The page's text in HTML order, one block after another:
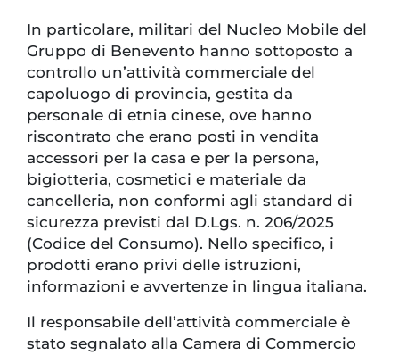
In particolare, militari del Nucleo Mobile del
Gruppo di Benevento hanno sottoposto a
controllo un’attività commerciale del
capoluogo di provincia, gestita da
personale di etnia cinese, ove hanno
riscontrato che erano posti in vendita
accessori per la casa e per la persona,
bigiotteria, cosmetici e materiale da
cancelleria, non conformi agli standard di
sicurezza previsti dal D.Lgs. n. 206/2025
(Codice del Consumo). Nello specifico, i
prodotti erano privi delle istruzioni,
informazioni e avvertenze in lingua italiana.
Il responsabile dell’attività commerciale è
stato segnalato alla Camera di Commercio